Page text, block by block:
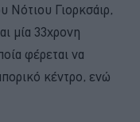
Νότιου Γιορκσάιρ,
μία 33χρονη
φέρεται να
κέντρο, ενώ